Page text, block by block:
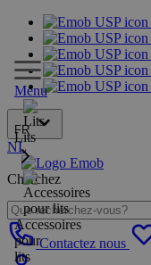
FR
NL
Cherchez
Contactez nous
Menu
Lits
Accessoires
pour
lits